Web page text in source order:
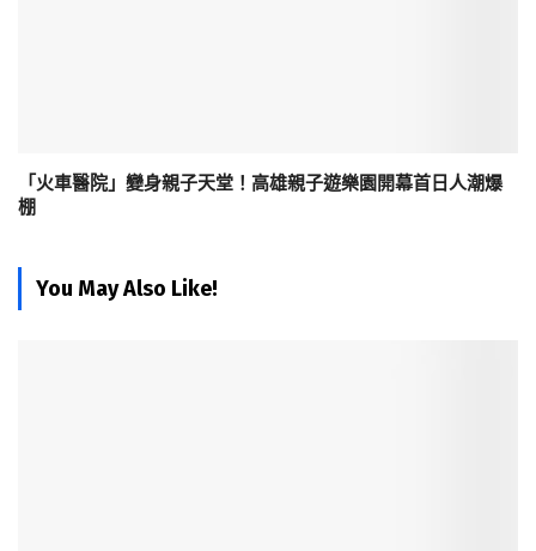
「火車醫院」變身親子天堂！高雄親子遊樂園開幕首日人潮爆
棚
You May Also Like!